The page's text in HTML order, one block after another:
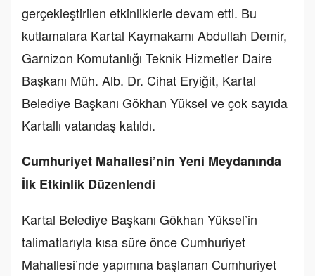
gerçekleştirilen etkinliklerle devam etti. Bu
kutlamalara Kartal Kaymakamı Abdullah Demir,
Garnizon Komutanlığı Teknik Hizmetler Daire
Başkanı Müh. Alb. Dr. Cihat Eryiğit, Kartal
Belediye Başkanı Gökhan Yüksel ve çok sayıda
Kartallı vatandaş katıldı.
Cumhuriyet Mahallesi’nin Yeni Meydanında
İlk Etkinlik Düzenlendi
Kartal Belediye Başkanı Gökhan Yüksel’in
talimatlarıyla kısa süre önce Cumhuriyet
Mahallesi’nde yapımına başlanan Cumhuriyet